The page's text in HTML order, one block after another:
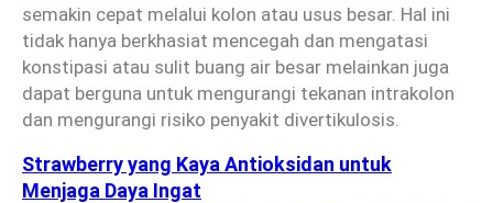
semakin cepat melalui kolon atau usus besar. Hal ini
tidak hanya berkhasiat mencegah dan mengatasi
konstipasi atau sulit buang air besar melainkan juga
dapat berguna untuk mengurangi tekanan intrakolon
dan mengurangi risiko penyakit divertikulosis.
Strawberry yang Kaya Antioksidan untuk
Menjaga Daya Ingat